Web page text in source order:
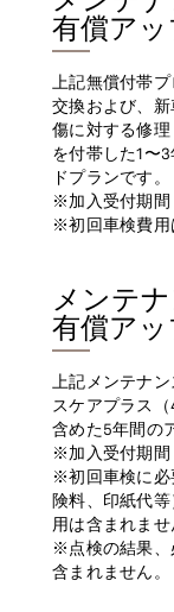
有償ア
上記無償付帯
交換および、
傷に対する修理
を付帯した1〜
ドプランです。
※加入受付期間
※初回車検費用
メンテナ
有償ア
上記メンテナ
スケアプラス
含めた5年間の
※加入受付期間
※初回車検に必
険料、印紙代
用は含まれませ
※点検の結果、
含まれません。